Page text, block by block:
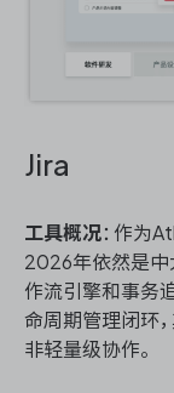
Jira
工具概况：作为
2026年依然是中
作流引擎和事务
命周期管理闭环
非轻量级协作。